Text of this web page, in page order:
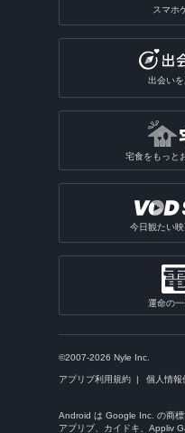
スマホ
出会い
宅食をもっと
今日観たい
運命の
©2007-2026 Nyle Inc.
アプリブ利用規約 個人情報
Android は Google Inc. の商標
アプリブ、カイドキ、Appliv